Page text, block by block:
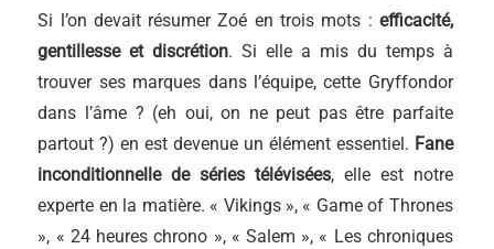
Si l’on devait résumer Zoé en trois mots : efficacité,
gentillesse et discrétion. Si elle a mis du temps à
trouver ses marques dans l’équipe, cette Gryffondor
dans l’âme ? (eh oui, on ne peut pas être parfaite
partout ?) en est devenue un élément essentiel. Fane
inconditionnelle de séries télévisées, elle est notre
experte en la matière. « Vikings », « Game of Thrones
», « 24 heures chrono », « Salem », « Les chroniques